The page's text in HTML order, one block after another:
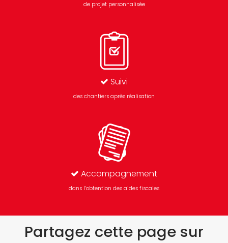
de projet personnalisée
Suivi
des chantiers après réalisation
Accompagnement
dans l’obtention des aides fiscales
Partagez cette page sur